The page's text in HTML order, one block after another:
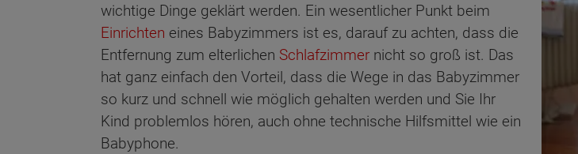
wichtige Dinge geklärt werden. Ein wesentlicher Punkt beim
Einrichten eines Babyzimmers ist es, darauf zu achten, dass die
Entfernung zum elterlichen Schlafzimmer nicht so groß ist. Das
hat ganz einfach den Vorteil, dass die Wege in das Babyzimmer
so kurz und schnell wie möglich gehalten werden und Sie Ihr
Kind problemlos hören, auch ohne technische Hilfsmittel wie ein
Babyphone.